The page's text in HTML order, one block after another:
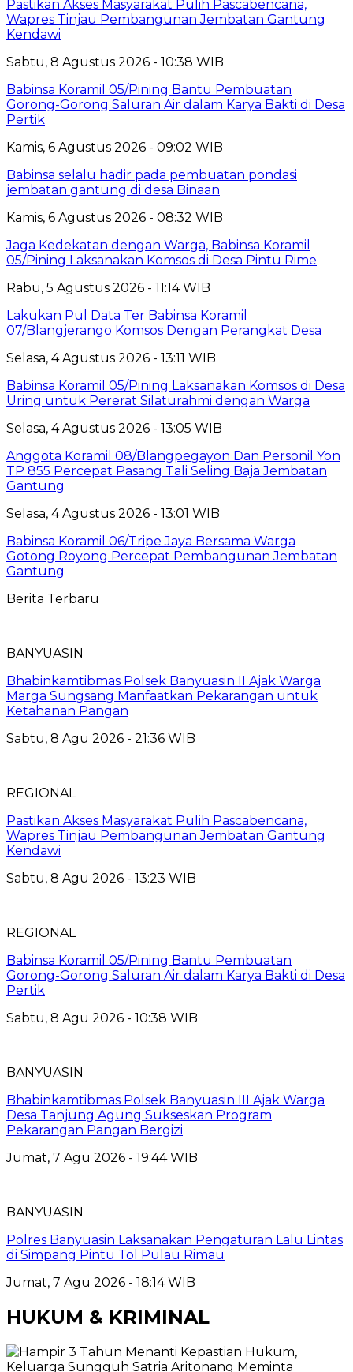
Pastikan Akses Masyarakat Pulih Pascabencana,
Wapres Tinjau Pembangunan Jembatan Gantung
Kendawi
Sabtu, 8 Agustus 2026 - 10:38 WIB
Babinsa Koramil 05/Pining Bantu Pembuatan
Gorong-Gorong Saluran Air dalam Karya Bakti di Desa
Pertik
Kamis, 6 Agustus 2026 - 09:02 WIB
Babinsa selalu hadir pada pembuatan pondasi
jembatan gantung di desa Binaan
Kamis, 6 Agustus 2026 - 08:32 WIB
Jaga Kedekatan dengan Warga, Babinsa Koramil
05/Pining Laksanakan Komsos di Desa Pintu Rime
Rabu, 5 Agustus 2026 - 11:14 WIB
Lakukan Pul Data Ter Babinsa Koramil
07/Blangjerango Komsos Dengan Perangkat Desa
Selasa, 4 Agustus 2026 - 13:11 WIB
Babinsa Koramil 05/Pining Laksanakan Komsos di Desa
Uring untuk Pererat Silaturahmi dengan Warga
Selasa, 4 Agustus 2026 - 13:05 WIB
Anggota Koramil 08/Blangpegayon Dan Personil Yon
TP 855 Percepat Pasang Tali Seling Baja Jembatan
Gantung
Selasa, 4 Agustus 2026 - 13:01 WIB
Babinsa Koramil 06/Tripe Jaya Bersama Warga
Gotong Royong Percepat Pembangunan Jembatan
Gantung
Berita Terbaru
BANYUASIN
Bhabinkamtibmas Polsek Banyuasin II Ajak Warga
Marga Sungsang Manfaatkan Pekarangan untuk
Ketahanan Pangan
Sabtu, 8 Agu 2026 - 21:36 WIB
REGIONAL
Pastikan Akses Masyarakat Pulih Pascabencana,
Wapres Tinjau Pembangunan Jembatan Gantung
Kendawi
Sabtu, 8 Agu 2026 - 13:23 WIB
REGIONAL
Babinsa Koramil 05/Pining Bantu Pembuatan
Gorong-Gorong Saluran Air dalam Karya Bakti di Desa
Pertik
Sabtu, 8 Agu 2026 - 10:38 WIB
BANYUASIN
Bhabinkamtibmas Polsek Banyuasin III Ajak Warga
Desa Tanjung Agung Sukseskan Program
Pekarangan Pangan Bergizi
Jumat, 7 Agu 2026 - 19:44 WIB
BANYUASIN
Polres Banyuasin Laksanakan Pengaturan Lalu Lintas
di Simpang Pintu Tol Pulau Rimau
Jumat, 7 Agu 2026 - 18:14 WIB
HUKUM & KRIMINAL